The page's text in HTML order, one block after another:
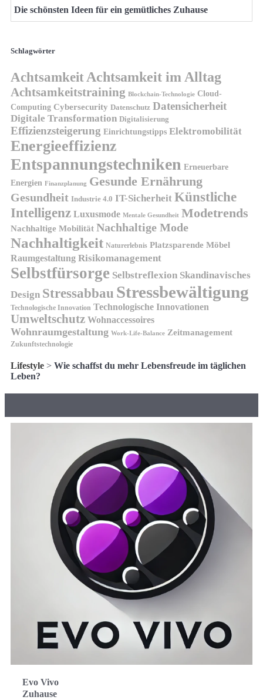
Die schönsten Ideen für ein gemütliches Zuhause
Schlagwörter
AchtsamkeitAchtsamkeit im Alltag
Achtsamkeitstraining Blockchain-Technologie Cloud-
Computing Cybersecurity Datenschutz Datensicherheit
Digitale Transformation Digitalisierung
Effizienzsteigerung Einrichtungstipps Elektromobilität
Energieeffizienz
Entspannungstechniken Erneuerbare
Energien Finanzplanung Gesunde Ernährung
Gesundheit Industrie 4.0 IT-Sicherheit Künstliche
Intelligenz Luxusmode Mentale Gesundheit Modetrends
Nachhaltige Mobilität Nachhaltige Mode
Nachhaltigkeit Naturerlebnis Platzsparende Möbel
Raumgestaltung Risikomanagement
Selbstfürsorge Selbstreflexion Skandinavisches
Design Stressabbau Stressbewältigung
Technologische Innovation Technologische Innovationen
Umweltschutz Wohnaccessoires
Wohnraumgestaltung Work-Life-Balance Zeitmanagement
Zukunftstechnologie
Lifestyle > Wie schaffst du mehr Lebensfreude im täglichen
Leben?
Evo Vivo
Zuhause